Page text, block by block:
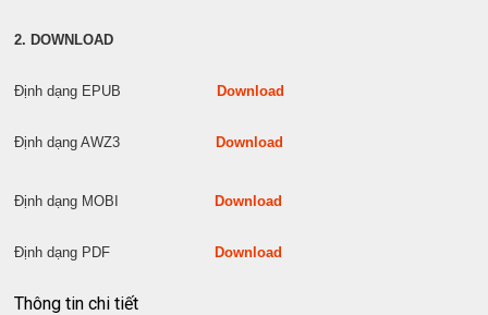
2. DOWNLOAD
Định dạng EPUB Download
Định dạng AWZ3 Download
Định dạng MOBI Download
Định dạng PDF Download
Thông tin chi tiết